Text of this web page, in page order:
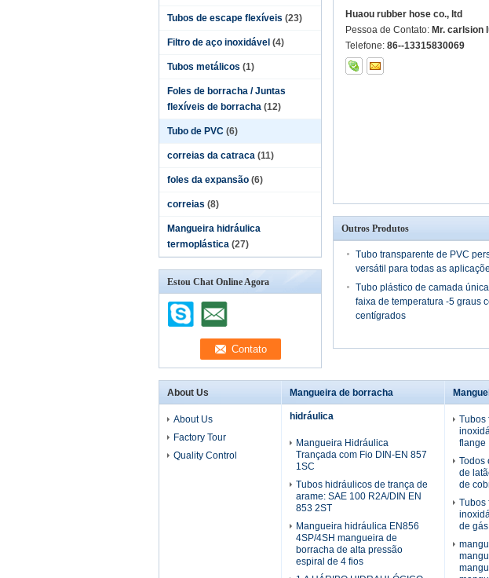
Tubos de escape flexíveis (23)
Filtro de aço inoxidável (4)
Tubos metálicos (1)
Foles de borracha / Juntas
flexíveis de borracha (12)
Tubo de PVC (6)
correias da catraca (11)
foles da expansão (6)
correias (8)
Mangueira hidráulica
termoplástica (27)
Estou Chat Online Agora
Huaou rubber hose co., ltd
Pessoa de Contato: Mr. carlsion
Telefone: 86--13315830069
Outros Produtos
Tubo transparente de PVC
versátil para todas as
Tubo plástico de camada
faixa de temperatura -5 graus
centígrados
About Us
About Us
Factory Tour
Quality Control
Mangueira de borracha
hidráulica
Mangueira Hidráulica
Trançada com Fio DIN-EN 857
1SC
Tubos hidráulicos de trança de
arame: SAE 100 R2A/DIN EN
853 2ST
Mangueira hidráulica EN856
4SP/4SH mangueira de
borracha de alta pressão
espiral de 4 fios
Tubos
flange
Todos
de
de
Tubos
de